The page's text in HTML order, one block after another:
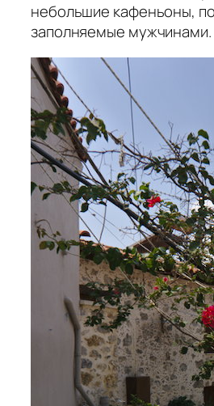
небольшие кафеньоны,
заполняемые мужчинами.